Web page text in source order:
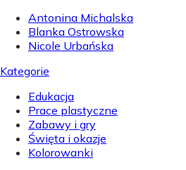
Antonina Michalska
Blanka Ostrowska
Nicole Urbańska
Kategorie
Edukacja
Prace plastyczne
Zabawy i gry
Święta i okazje
Kolorowanki